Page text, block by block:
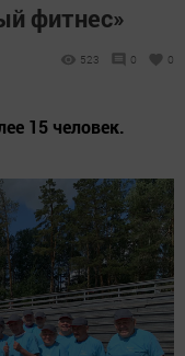
фитнес»
523 0 0
15 человек.